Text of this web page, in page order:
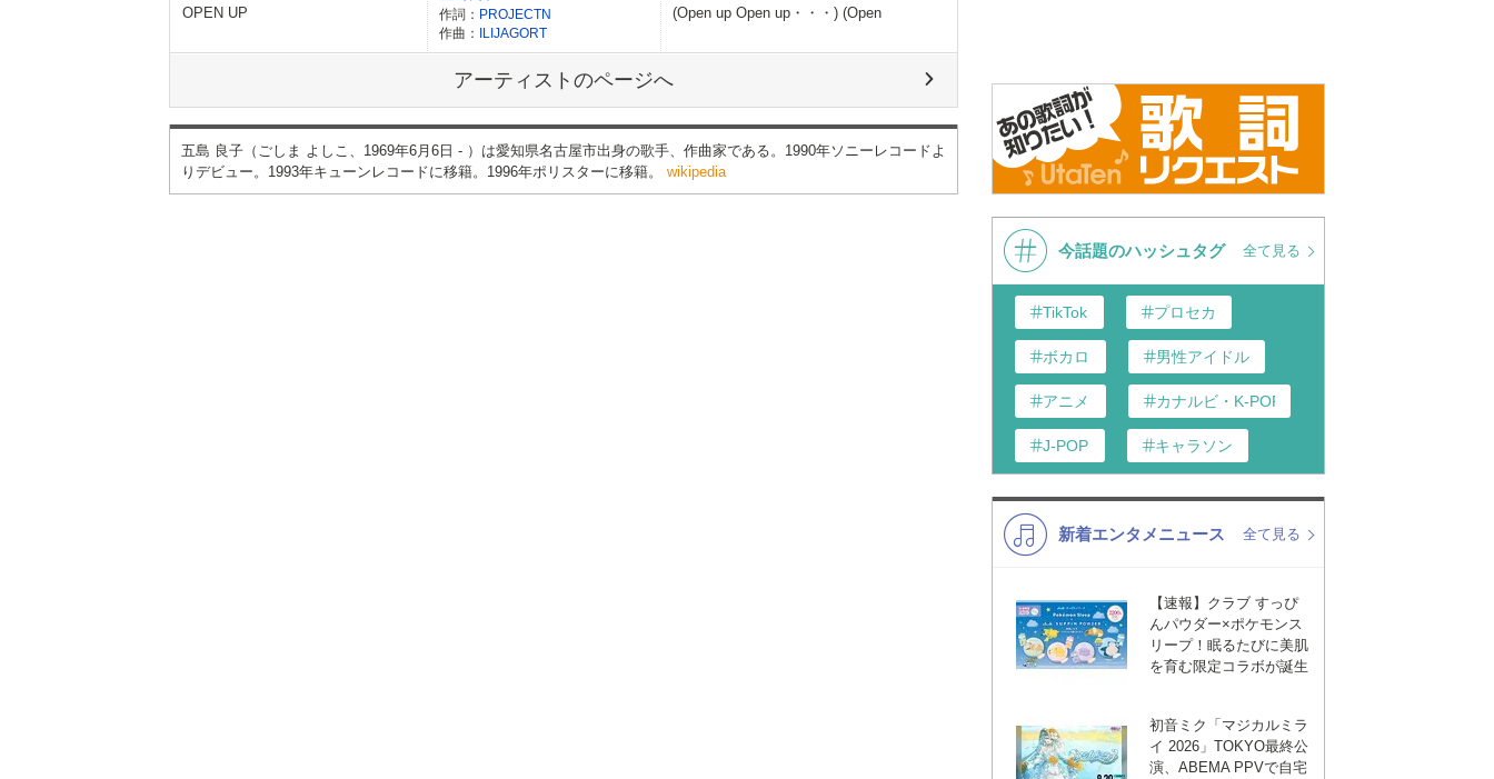
OPEN UP 作詞： PROJECTN
作曲： ILIJAGORT
(Open up Open up・・・) (Open
アーティストのページへ
五島 良子（ごしま よしこ、1969年6月6日 - ）は愛知県名古屋市出身の歌手、作曲家である。1990年ソニーレコードよ
りデビュー。1993年キューンレコードに移籍。1996年ポリスターに移籍。 wikipedia
今話題のハッシュタグ 全て見る
TikTok プロセカ
ボカロ 男性アイドル
アニメ カナルビ・K-POP和訳
J-POP キャラソン
K-POP バンド
VTuber ディズニー
新着エンタメニュース 全て見る
【速報】クラブ すっぴ
んパウダー×ポケモンス
リープ！眠るたびに美肌
を育む限定コラボが誕生
初音ミク「マジカルミラ
イ 2026」TOKYO最終公
演、ABEMA PPVで自宅